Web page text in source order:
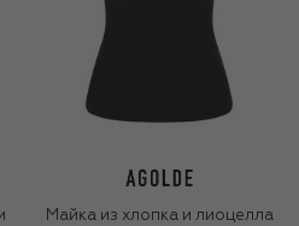
Майка из хлопка и лиоцелла